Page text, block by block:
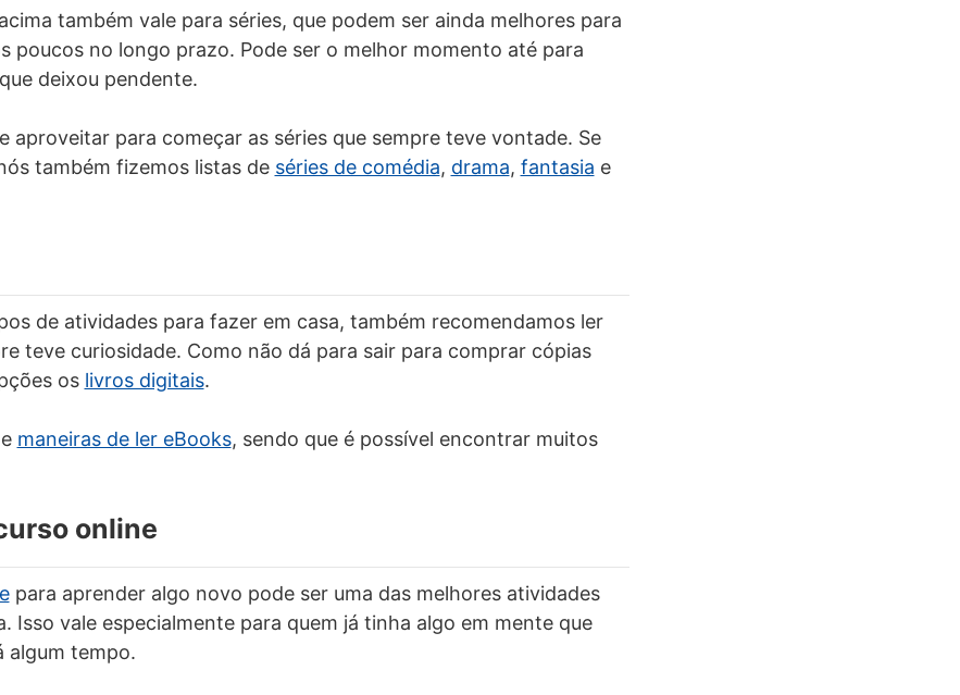
também vale para séries, que podem ser ainda melhores para
poucos no longo prazo. Pode ser o melhor momento até para
deixou pendente.
aproveitar para começar as séries que sempre teve vontade. Se
também fizemos listas de séries de comédia, drama, fantasia e
de atividades para fazer em casa, também recomendamos ler
teve curiosidade. Como não dá para sair para comprar cópias
os livros digitais.
maneiras de ler eBooks, sendo que é possível encontrar muitos
online
para aprender algo novo pode ser uma das melhores atividades
Isso vale especialmente para quem já tinha algo em mente que
algum tempo.